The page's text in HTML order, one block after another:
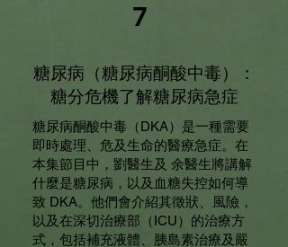
7
糖尿病（糖尿病酮酸中毒）：
糖分危機了解糖尿病急症
糖尿病酮酸中毒（DKA）是一種需要
即時處理、危及生命的醫療急症。在
本集節目中，劉醫生及 余醫生將講解
什麼是糖尿病，以及血糖失控如何導
致 DKA。他們會介紹其徵狀、風險，
以及在深切治療部（ICU）的治療方
式，包括補充液體、胰島素治療及嚴